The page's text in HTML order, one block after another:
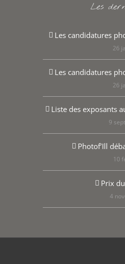
Les
Les candidatures
26
Les candidatures
26
Liste des exposants
9
Photof’Ill
10
Prix
4